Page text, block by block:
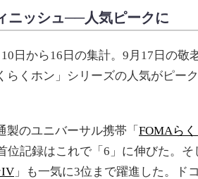
ニッシュ──人気ピークに
日から16日の集計。9月17日の敬
らくホン」シリーズの人気がピー
のユニバーサル携帯「 FOMAら
位記録はこれで「6」に伸びた。そ
IV 」も一気に3位まで躍進した。ド